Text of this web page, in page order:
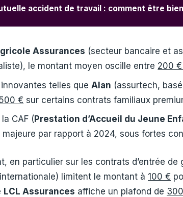
accident de travail : comment être
Assurances (secteur bancaire et
le montant moyen oscille entre 200
telles queAlan (assurtech,
€ sur certains contrats familiaux
CAF ( Prestation d’Accueil du Jeune
par rapport à 2024, sous fortes
en particulier sur les contrats d’entrée
limitent le montant à 100 €
LCL Assurances affiche un plafond de